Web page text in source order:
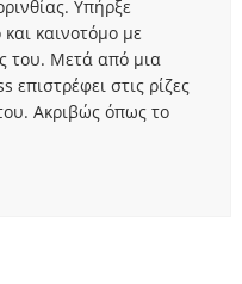
Υπήρξε
καινοτόμο με
του. Μετά από μια
στις ρίζες
Ακριβώς όπως το